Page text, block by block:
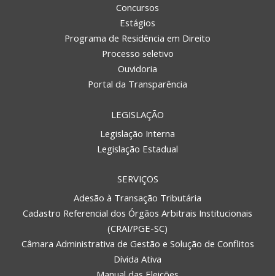
Concursos
Estágios
Programa de Residência em Direito
Processo seletivo
Ouvidoria
Portal da Transparência
LEGISLAÇÃO
Legislação Interna
Legislação Estadual
SERVIÇOS
Adesão à Transação Tributária
Cadastro Referencial dos Órgãos Arbitrais Institucionais
(CRAI/PGE-SC)
Câmara Administrativa de Gestão e Solução de Conflitos
Dívida Ativa